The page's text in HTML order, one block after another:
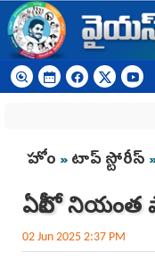
Skip to main content
You are here
హోం »టాప్ స్టోరీస్
ఏపీలో నియంత
02 Jun 2025 2:37 PM